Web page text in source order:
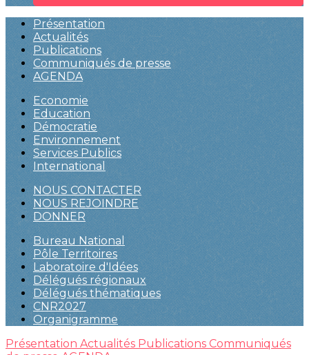
Présentation
Actualités
Publications
Communiqués de presse
AGENDA
Economie
Education
Démocratie
Environnement
Services Publics
International
NOUS CONTACTER
NOUS REJOINDRE
DONNER
Bureau National
Pôle Territoires
Laboratoire d'Idées
Délégués régionaux
Délégués thématiques
CNR2027
Organigramme
Présentation Actualités Publications Communiqués